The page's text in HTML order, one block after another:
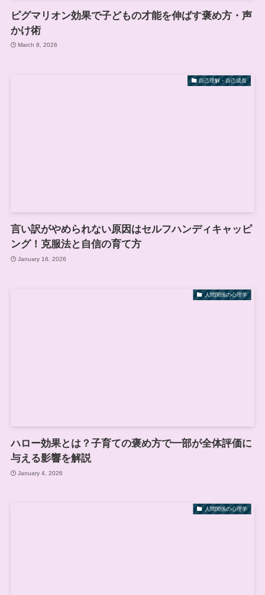
ピグマリオン効果で子どもの才能を伸ばす褒め方・声
かけ術
March 8, 2026
自己理解・自己成長
言い訳がやめられない原因はセルフハンディキャッピ
ング！克服法と自信の育て方
January 16, 2026
人間関係の心理学
ハロー効果とは？子育ての褒め方で一部が全体評価に
与える影響を解説
January 4, 2026
人間関係の心理学